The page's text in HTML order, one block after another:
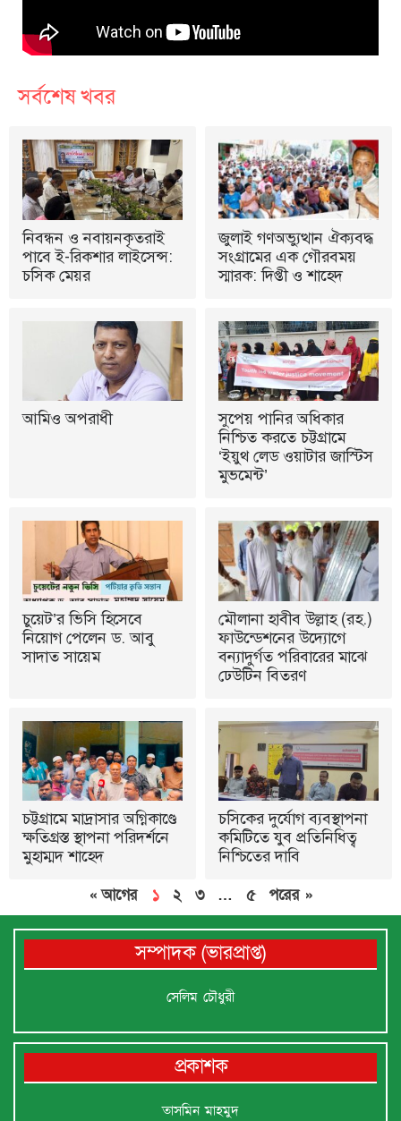
সর্বশেষ খবর
নিবন্ধন ও নবায়নকৃতরাই
পাবে ই-রিকশার লাইসেন্স:
চসিক মেয়র
জুলাই গণঅভ্যুত্থান ঐক্যবদ্ধ
সংগ্রামের এক গৌরবময়
স্মারক: দিপ্তী ও শাহেদ
আমিও অপরাধী
সুপেয় পানির অধিকার
নিশ্চিত করতে চট্টগ্রামে
‘ইয়ুথ লেড ওয়াটার জাস্টিস
মুভমেন্ট’
চুয়েট’র ভিসি হিসেবে
নিয়োগ পেলেন ড. আবু
সাদাত সায়েম
মৌলানা হাবীব উল্লাহ (রহ.)
ফাউন্ডেশনের উদ্যোগে
বন্যাদুর্গত পরিবারের মাঝে
ঢেউটিন বিতরণ
চট্টগ্রামে মাদ্রাসার অগ্নিকাণ্ডে
ক্ষতিগ্রস্ত স্থাপনা পরিদর্শনে
মুহাম্মদ শাহেদ
চসিকের দুর্যোগ ব্যবস্থাপনা
কমিটিতে যুব প্রতিনিধিত্ব
নিশ্চিতের দাবি
« আগের ১ ২ ৩ … ৫ পরের »
সম্পাদক (ভারপ্রাপ্ত)
সেলিম চৌধুরী
প্রকাশক
তাসমিন মাহমুদ